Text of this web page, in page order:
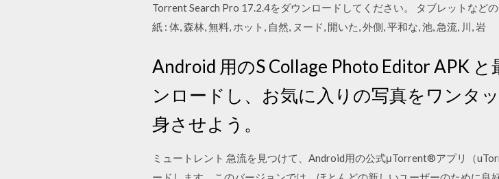
Torrent Search Pro 17.2.4をダウンロードしてください。 タブレットなど
紙 : 体, 森林, 無料, ホット, 自然, ヌード, 開いた, 外側, 平和な, 池, 急流, 川, 岩
Android 用のS Collage Photo Editor APK
ンロードし、お気に入りの写真をワンタ
身させよう。
ミュートレント 急流を見つけて、Android用の公式μTorrent®アプリ（